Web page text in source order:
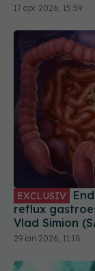
17 apr 2026, 15:59
EXCLUSIV
reflux
Vlad Simion
esofag
29 ian 2026, 11:18